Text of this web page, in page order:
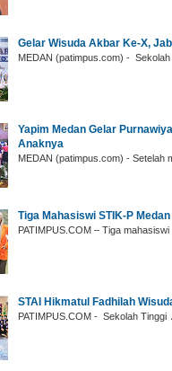
‎Gelar Wisuda Akbar Ke-X,
‎MEDAN (patimpus.com) -
Yapim Medan Gelar
Anaknya
‎MEDAN (patimpus.com) - Setelah
‎Tiga Mahasiswi STIK-P
‎PATIMPUS.COM – Tiga
‎STAI Hikmatul Fadhilah
‎PATIMPUS.COM - Sekolah Tinggi